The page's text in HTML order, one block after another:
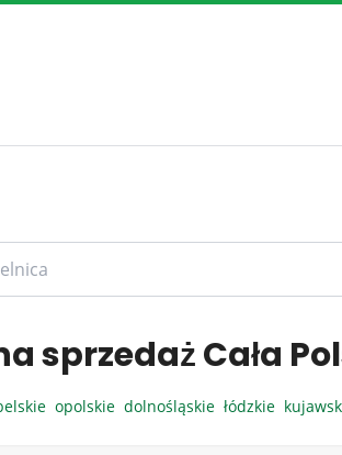
sprzedaż Cała
opolskie dolnośląskie łódzkie